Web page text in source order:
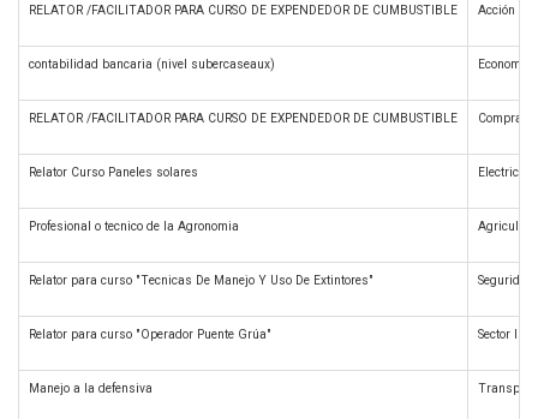
RELATOR /FACILITADOR PARA CURSO DE EXPENDEDOR DE CUMBUSTIBLE Acción
contabilidad bancaria (nivel subercaseaux)
RELATOR /FACILITADOR PARA CURSO DE EXPENDEDOR DE CUMBUSTIBLE Compras
Relator Curso Paneles solares
Profesional o tecnico de la Agronomia
Relator para curso "Tecnicas De Manejo Y Uso De Extintores"
Relator para curso "Operador Puente Grúa" Sector
Manejo a la defensiva